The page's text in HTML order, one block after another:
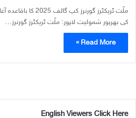
ملّت ٹریکٹرز گورنرز
کی بھرپور شمولیت لاہور: ملّت ٹریکٹرز گورنرز…
Read More »
English Viewers Click Here